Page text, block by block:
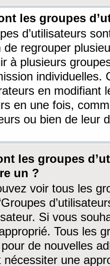
les groupes
d’utilisateurs
de regrouper
à plusieurs
individuelles.
en modifiant
en une fois,
ou bien de leur
les groupes
un ?
voir tous les
Si vous
Tous les
de nouvelles
nécessiter une